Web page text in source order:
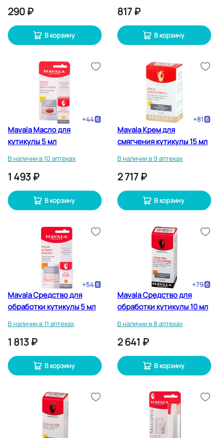
290 ₽
В корзину
817 ₽
В корзину
+44
Mavala Масло для
кутикулы 5 мл
В наличии в 10 аптеках
1 493 ₽
В корзину
+81
Mavala Крем для
смягчения кутикулы 15 мл
В наличии в 9 аптеках
2 717 ₽
В корзину
+54
Mavala Средство для
обработки кутикулы 5 мл
В наличии в 11 аптеках
1 813 ₽
В корзину
+79
Mavala Средство для
обработки кутикулы 10 мл
В наличии в 8 аптеках
2 641 ₽
В корзину